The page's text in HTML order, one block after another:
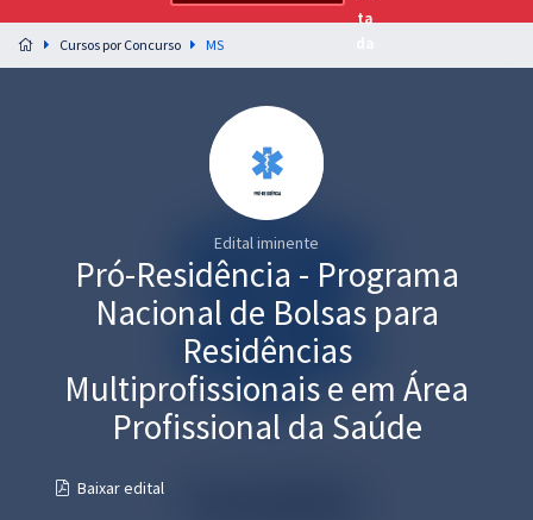
Preparação completa e intensiva para as principais
residências em saúde do Brasil
Graduação
Questões grátis
Cursos por Concurso MS
Edital iminente
Pró-Residência - Programa
Nacional de Bolsas para
Residências
Multiprofissionais e em Área
Profissional da Saúde
Baixar edital